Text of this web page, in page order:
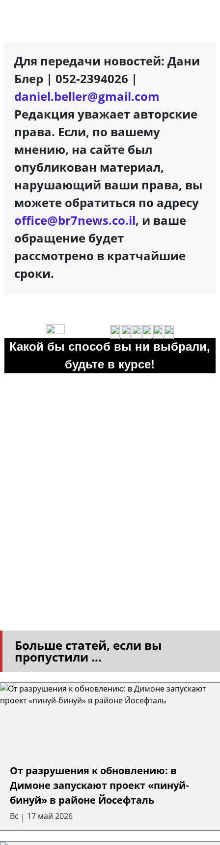
Для передачи новостей: Дани
Блер | 052-2394026 |
daniel.beller@gmail.com
Редакция уважает авторские
права. Если, по вашему
мнению, на сайте был
опубликован материал,
нарушающий ваши права, вы
можете обратиться по адресу
office@br7news.co.il, и ваше
обращение будет
рассмотрено в кратчайшие
сроки.
Какой бы способ вы ни выбрали,
будьте в курсе!
Больше статей, если вы
пропустили ...
От разрушения к обновлению: в
Димоне запускают проект «пинуй-
бинуй» в районе Йосефталь
Вс | 17 май 2026